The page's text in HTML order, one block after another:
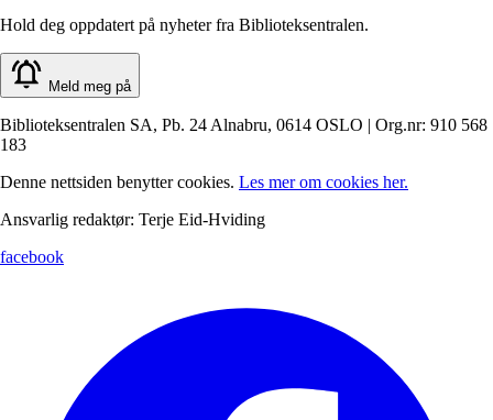
Hold deg oppdatert på nyheter fra Biblioteksentralen.
Meld meg på
Biblioteksentralen SA, Pb. 24 Alnabru, 0614 OSLO | Org.nr: 910 568
183
Denne nettsiden benytter cookies. Les mer om cookies her.
Ansvarlig redaktør: Terje Eid-Hviding
facebook